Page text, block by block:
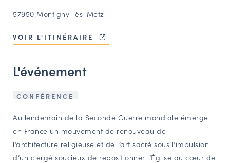
CARTES DES NAUDIN
Espace acteurs
NAVIGATION FILTRÉE « ACTEURS »
PORTAIL CULTURE
Comité d'Histoire Régionale
Service Inventaire et Patrimoines de la Région Grand Est
57950 Montigny-lès-Metz
VOIR L'ITINÉRAIRE
L'événement
CONFÉRENCE
Au lendemain de la Seconde Guerre mondiale émerge
en France un mouvement de renouveau de
l’architecture religieuse et de l’art sacré sous l’impulsion
d’un clergé soucieux de repositionner l’Église au cœur de